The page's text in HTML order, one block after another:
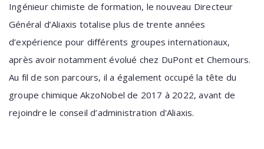
Ingénieur chimiste de formation, le nouveau Directeur
Général d’Aliaxis totalise plus de trente années
d’expérience pour différents groupes internationaux,
après avoir notamment évolué chez DuPont et Chemours.
Au fil de son parcours, il a également occupé la tête du
groupe chimique AkzoNobel de 2017 à 2022, avant de
rejoindre le conseil d’administration d'Aliaxis.